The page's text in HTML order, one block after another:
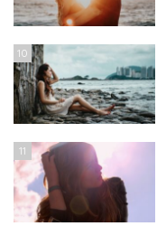
10
11